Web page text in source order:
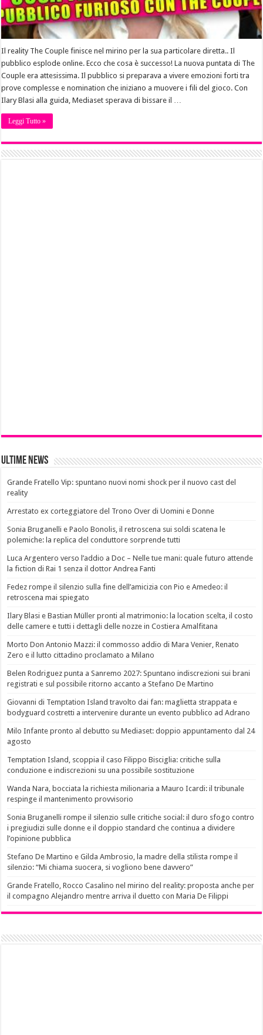
Il reality The Couple finisce nel mirino per la sua particolare diretta.. Il
pubblico esplode online. Ecco che cosa è successo! La nuova puntata di The
Couple era attesissima. Il pubblico si preparava a vivere emozioni forti tra
prove complesse e nomination che iniziano a muovere i fili del gioco. Con
Ilary Blasi alla guida, Mediaset sperava di bissare il …
Leggi Tutto »
Ultime News
Grande Fratello Vip: spuntano nuovi nomi shock per il nuovo cast del
reality
Arrestato ex corteggiatore del Trono Over di Uomini e Donne
Sonia Bruganelli e Paolo Bonolis, il retroscena sui soldi scatena le
polemiche: la replica del conduttore sorprende tutti
Luca Argentero verso l’addio a Doc – Nelle tue mani: quale futuro attende
la fiction di Rai 1 senza il dottor Andrea Fanti
Fedez rompe il silenzio sulla fine dell’amicizia con Pio e Amedeo: il
retroscena mai spiegato
Ilary Blasi e Bastian Müller pronti al matrimonio: la location scelta, il costo
delle camere e tutti i dettagli delle nozze in Costiera Amalfitana
Morto Don Antonio Mazzi: il commosso addio di Mara Venier, Renato
Zero e il lutto cittadino proclamato a Milano
Belen Rodriguez punta a Sanremo 2027: Spuntano indiscrezioni sui brani
registrati e sul possibile ritorno accanto a Stefano De Martino
Giovanni di Temptation Island travolto dai fan: maglietta strappata e
bodyguard costretti a intervenire durante un evento pubblico ad Adrano
Milo Infante pronto al debutto su Mediaset: doppio appuntamento dal 24
agosto
Temptation Island, scoppia il caso Filippo Bisciglia: critiche sulla
conduzione e indiscrezioni su una possibile sostituzione
Wanda Nara, bocciata la richiesta milionaria a Mauro Icardi: il tribunale
respinge il mantenimento provvisorio
Sonia Bruganelli rompe il silenzio sulle critiche social: il duro sfogo contro
i pregiudizi sulle donne e il doppio standard che continua a dividere
l’opinione pubblica
Stefano De Martino e Gilda Ambrosio, la madre della stilista rompe il
silenzio: “Mi chiama suocera, si vogliono bene davvero”
Grande Fratello, Rocco Casalino nel mirino del reality: proposta anche per
il compagno Alejandro mentre arriva il duetto con Maria De Filippi